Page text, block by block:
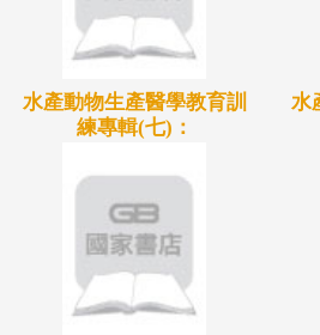
水產動物生產醫學教育訓
練專輯(七)：
水